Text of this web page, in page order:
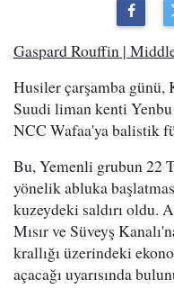
Gaspard Rouffin |
Husiler çarşamba günü,
Suudi liman kenti
NCC Wafaa'ya balistik
Bu, Yemenli grubun 22
yönelik abluka
kuzeydeki saldırı oldu.
Mısır ve Süveyş
krallığı üzerindeki
açacağı uyarısında